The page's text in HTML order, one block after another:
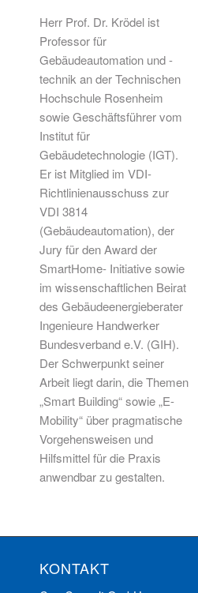
Herr Prof. Dr. Krödel ist
Professor für
Gebäudeautomation und -
technik an der Technischen
Hochschule Rosenheim
sowie Geschäftsführer vom
Institut für
Gebäudetechnologie (IGT).
Er ist Mitglied im VDI-
Richtlinienausschuss zur
VDI 3814
(Gebäudeautomation), der
Jury für den Award der
SmartHome- Initiative sowie
im wissenschaftlichen Beirat
des Gebäudeenergieberater
Ingenieure Handwerker
Bundesverband e.V. (GIH).
Der Schwerpunkt seiner
Arbeit liegt darin, die Themen
„Smart Building“ sowie „E-
Mobility“ über pragmatische
Vorgehensweisen und
Hilfsmittel für die Praxis
anwendbar zu gestalten.
KONTAKT